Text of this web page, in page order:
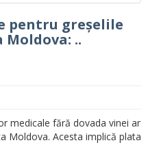
pentru greșelile
Moldova: ..
medicale fără dovada vinei ar
Moldova. Acesta implică plata